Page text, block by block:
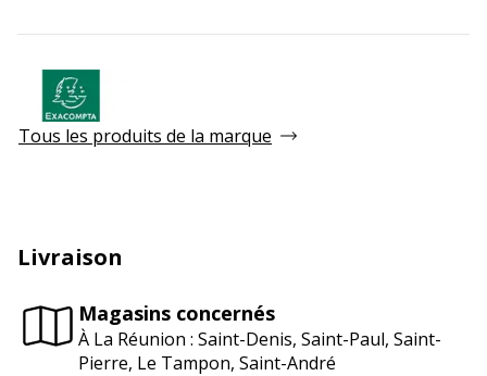
Tous les produits de la marque
Livraison
Magasins concernés
À La Réunion : Saint-Denis, Saint-Paul, Saint-
Pierre, Le Tampon, Saint-André